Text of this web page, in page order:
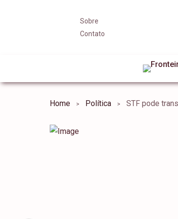
Sobre
Contato
Home Política